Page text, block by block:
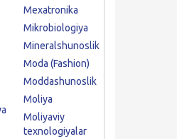
Mexatronika
Mikrobiologiya
Mineralshunoslik
Moda (Fashion)
Moddashunoslik
Moliya
Moliyaviy
texnologiyalar